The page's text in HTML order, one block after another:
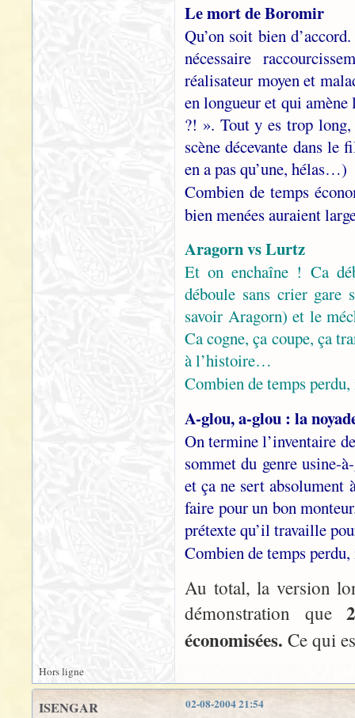
Le mort de Boromir
Qu’on soit bien
nécessaire
réalisateur moyen et
en longueur et qui
?! ». Tout y es trop
scène décevante dans le
en a pas qu’une, hélas…)
Combien de temps
bien menées auraient
Aragorn vs Lurtz
Et on enchaîne ! Ca
déboule sans crier gare
savoir Aragorn) et le
Ca cogne, ça coupe, ça
à l’histoire…
Combien de temps
A-glou, a-glou : la
On termine l’inventaire
sommet du genre usine-
et ça ne sert absolument
faire pour un bon
prétexte qu’il travaille
Combien de temps
Au total, la version
démonstration que
économisées. Ce qui
Hors ligne
02-08-2004 21:54
ISENGAR